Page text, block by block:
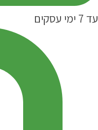
עד 7 ימי עסקים